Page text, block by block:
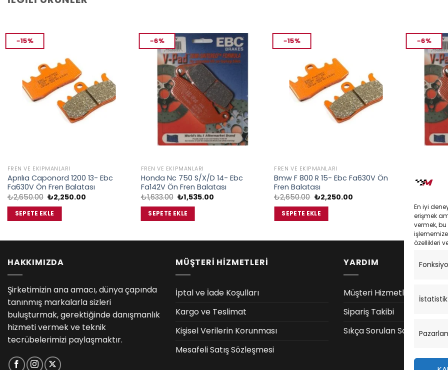
En iyi
erişmek
vermek,
özellikleri
İstatistik
-15%
FREN VE EKIPMANLARI
Aprılıa Caponord 1200 13- Ebc
Fa630V Ön Fren Balatası
₺2,650.00 Orijinal
fiyat:
₺2,650.00.
₺2,250.00
SEPETE EKLE
-6%
FREN VE EKIPMANLARI
Honda Nc 750 S/X/D 14- Ebc
Fa142V Ön Fren Balatası
₺1,633.00 Orijinal
fiyat:
₺1,633.00.
₺1,535.00Şu
SEPETE EKLE
-15%
FREN VE EKIPMANLARI
Bmw F 800 R 15- Ebc Fa630V Ön
Fren Balatası
₺2,650.00 Orijinal
fiyat:
₺2,650.00.
₺2,250.00Şu
SEPETE EKLE
-6%
Bmw C
Ön Fren
SEPETE
HAKKIMIZDA
Şirketimizin ana amacı, dünya çapında
tanınmış markalarla sizleri
buluşturmak, gerektiğinde danışmanlık
hizmeti vermek ve teknik
tecrübelerimizi paylaşmaktır.
MÜŞTERİ HİZMETLERİ
İptal ve İade Koşulları
Kargo ve Teslimat
Kişisel Verilerin Korunması
Mesafeli Satış Sözleşmesi
YARDIM
Müşteri Hizmetleri
Sipariş Takibi
Sıkça Sorulan Sorular